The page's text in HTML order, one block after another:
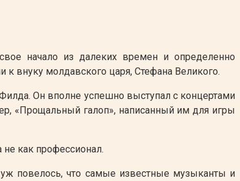
начало из далеких времен и определенно
внуку молдавского царя, Стефана Великого.
Он вполне успешно выступал с концертами
«Прощальный галоп», написанный им для игры
как профессионал.
повелось, что самые известные музыканты и